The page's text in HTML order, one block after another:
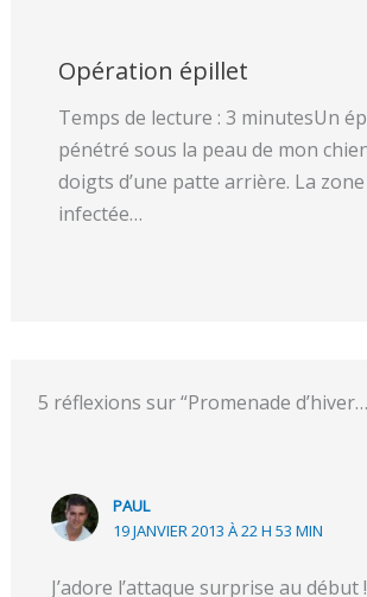
Opération épillet
Temps de lecture : 3 minutesUn
pénétré sous la peau de mon
doigts d’une patte arrière. La zone
infectée…
5 réflexions sur “Promenade
PAUL
19 JANVIER 2013 À 22 H 53 MIN
J’adore l’attaque surprise au début !